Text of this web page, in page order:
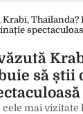
să știi
mai vizitate